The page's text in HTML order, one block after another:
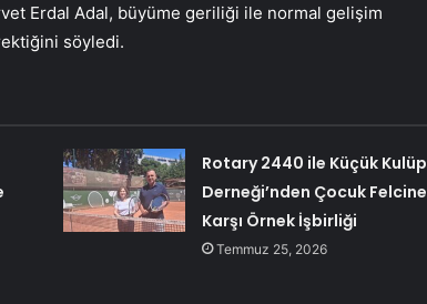
Erdal Adal, büyüme geriliği ile normal gelişim
söyledi.
Rotary 2440 ile Küçük Kulüp
Derneği’nden Çocuk Felcine
Karşı Örnek İşbirliği
Temmuz 25, 2026